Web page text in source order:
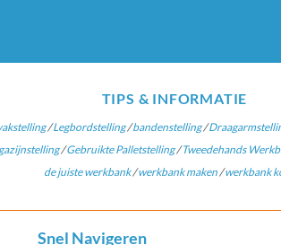
TIPS & INFORMATIE
/Legbordstelling/bandenstelling/
/Gebruikte Palletstelling/Tweedehands
de juiste werkbank/werkbank maken/werkbank
Snel Navigeren